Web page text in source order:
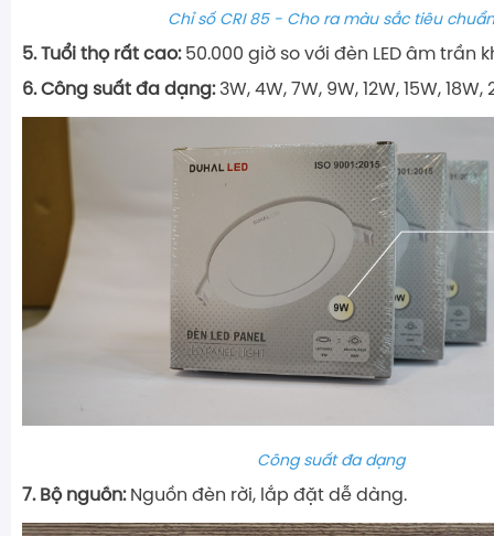
Chỉ số CRI 85 - Cho ra màu sắc tiêu chuẩn
5. Tuổi thọ rất cao:50.000 giờ so với đèn LED âm trần
6. Công suất đa dạng:3W, 4W, 7W, 9W, 12W, 15W, 18W,
Công suất đa dạng
7. Bộ nguồn: Nguồn đèn rời, lắp đặt dễ dàng.